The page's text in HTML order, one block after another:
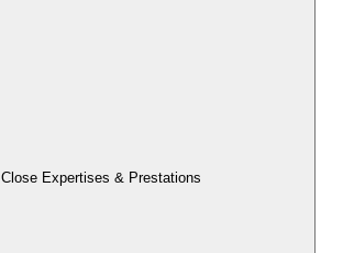
Close Expertises & Prestations